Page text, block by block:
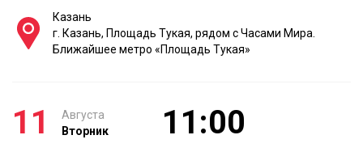
Казань
г. Казань, Площадь Тукая, рядом с Часами Мира.
Ближайшее метро «Площадь Тукая»
11
Августа
Вторник
11:00